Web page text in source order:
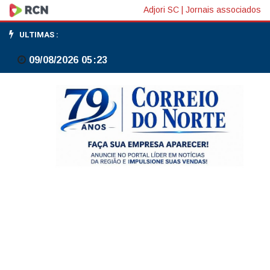
Bolsas
de
NY
fecham
Adjori SC Jornais associados
ULTIMAS :
09/08/2026 05:23